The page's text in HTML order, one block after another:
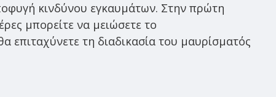
κινδύνου εγκαυμάτων. Στην πρώτη
μπορείτε να μειώσετε το
τη διαδικασία του μαυρίσματός